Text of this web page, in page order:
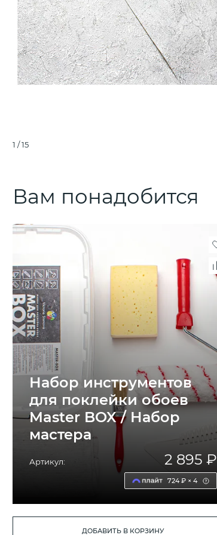
1 /15
Вам понадобится
Набор инструментов
для поклейки обоев
Master BOX / Набор
мастера
Артикул: 2 895 ₽
724 ₽ × 4
ДОБАВИТЬ В КОРЗИНУ